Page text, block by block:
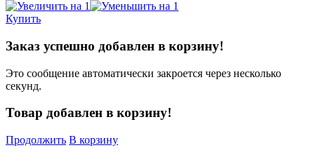
Купить
Заказ успешно добавлен в корзину!
Это сообщение автоматически закроется через несколько
секунд.
Товар добавлен в корзину!
Продолжить В корзину